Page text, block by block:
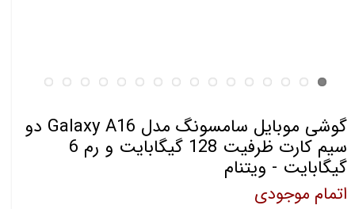
گوشی موبایل سامسونگ مدل Galaxy A16 دو
سیم کارت ظرفیت 128 گیگابایت و رم 6
گیگابایت - ویتنام
اتمام موجودی